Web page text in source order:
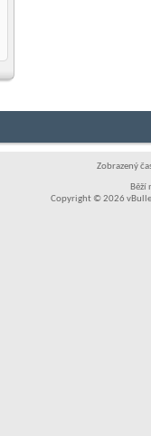
Zobrazený
Běží
Copyright © 2026